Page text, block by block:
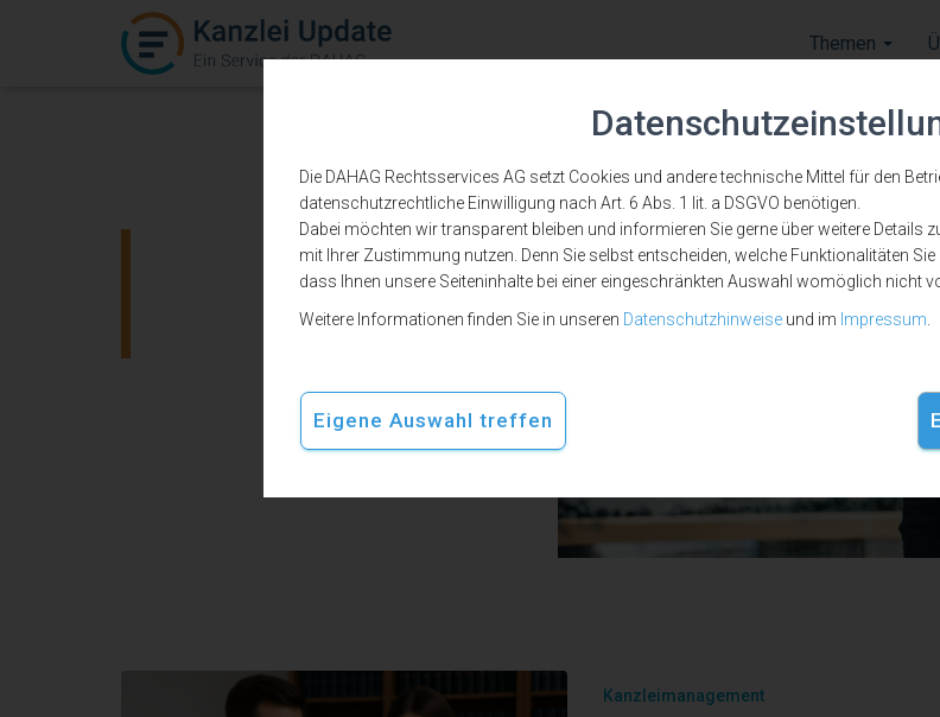
Die DAHAG Rechtsservices AG setzt Cookies und andere technische Mittel für den
datenschutzrechtliche Einwilligung nach Art. 6 Abs. 1 lit. a DSGVO benötigen.
Dabei möchten wir transparent bleiben und informieren Sie gerne über weitere Details
mit Ihrer Zustimmung nutzen. Denn Sie selbst entscheiden, welche Funktionalitäten
dass Ihnen unsere Seiteninhalte bei einer eingeschränkten Auswahl womöglich nicht
Weitere Informationen finden Sie in unseren Datenschutzhinweise und im Impressum
Eigene Auswahl treffen
Themen
Bundesjustizcloud
Kanzleimanagement